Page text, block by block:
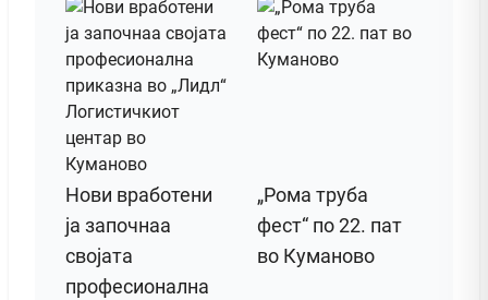
Нови вработени
ја започнаа
својата
професионална
„Рома труба
фест“ по 22. пат
во Куманово